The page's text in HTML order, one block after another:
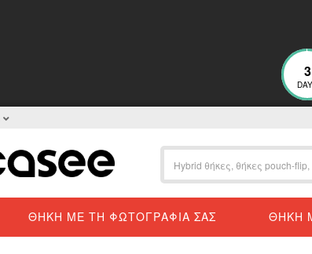
3
ΘΉΚΗ ΜΕ ΤΗ ΦΩΤΟΓΡΑΦΊΑ ΣΑΣ ΘΉΚΗ